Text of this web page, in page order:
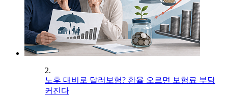
2.
노후 대비로 달러보험? 환율 오르면 보험료 부담
커진다